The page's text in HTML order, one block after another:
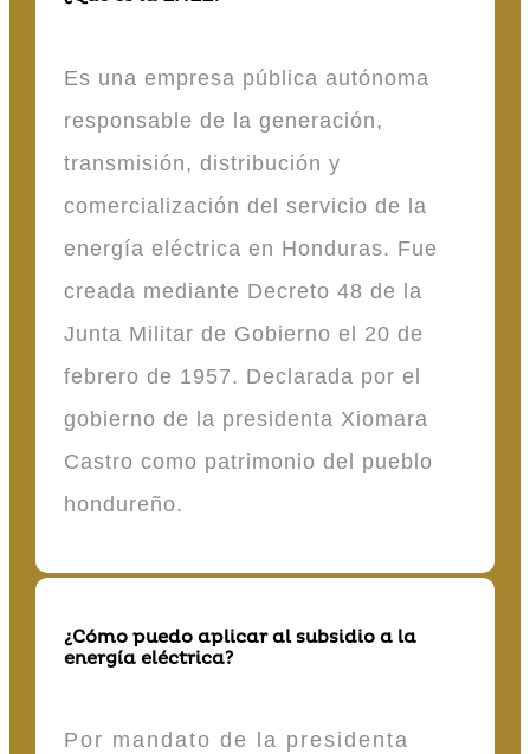
Es una empresa pública autónoma
responsable de la generación,
transmisión, distribución y
comercialización del servicio de la
energía eléctrica en Honduras. Fue
creada mediante Decreto 48 de la
Junta Militar de Gobierno el 20 de
febrero de 1957. Declarada por el
gobierno de la presidenta Xiomara
Castro como patrimonio del pueblo
hondureño.
¿Cómo puedo aplicar al subsidio a la
energía eléctrica?
Por mandato de la presidenta